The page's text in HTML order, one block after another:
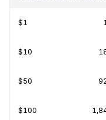
$1
$10
$50
$100